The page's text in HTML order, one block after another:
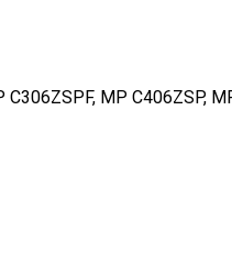
C306ZSPF, MP C406ZSP,